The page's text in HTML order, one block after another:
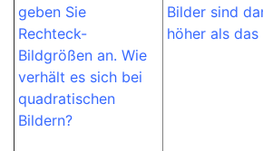
geben Sie
Rechteck-
Bildgrößen an. Wie
verhält es sich bei
quadratischen
Bildern?
Bilder sind
höher als